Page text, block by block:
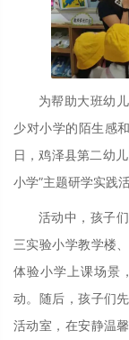
为帮助大班幼
少对小学的陌生感
日，鸡泽县第二幼
小学”主题研学实践活
活动中，孩子
三实验小学教学楼
体验小学上课场景
动。随后，孩子们
活动室，在安静温